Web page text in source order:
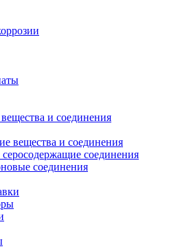
и соединения
вещества и соединения
соединения
соединения